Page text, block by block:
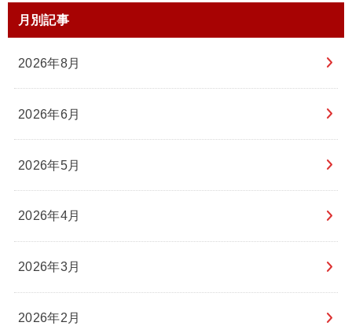
月別記事
2026年8月
2026年6月
2026年5月
2026年4月
2026年3月
2026年2月